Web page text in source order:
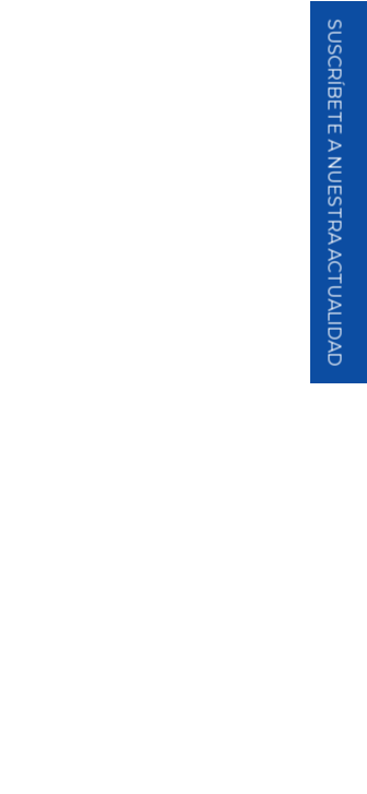
SUSCRÍBETE A NUESTRA ACTUALIDAD